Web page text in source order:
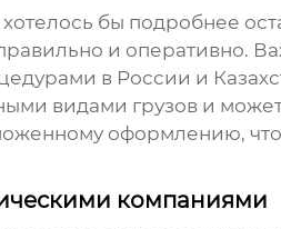
бы подробнее
правильно и оперативно.
в России и
видами грузов и
оформлению,
компаниями